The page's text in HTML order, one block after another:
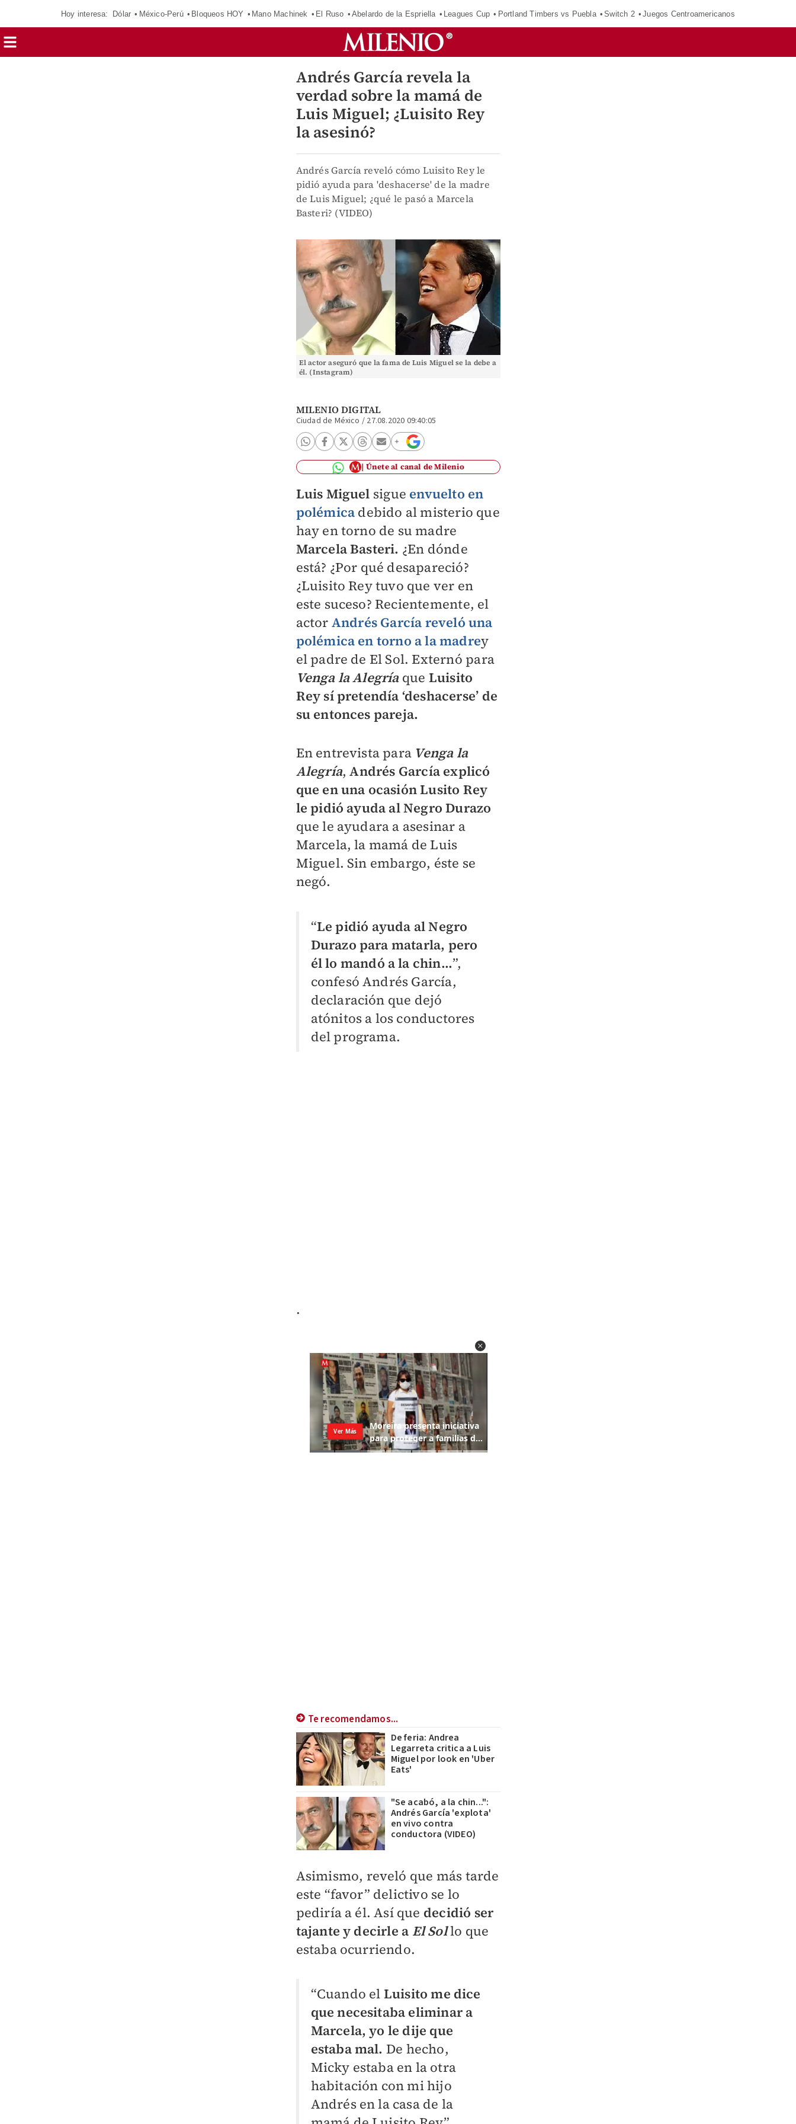
Hoy interesa: Dólar México-Perú Bloqueos HOY Mano Machinek El Ruso Abelardo de la Espriella Leagues Cup Portland Timbers vs Puebla Switch 2 Juegos Centroamericanos
Andrés García revela la
verdad sobre la mamá de
Luis Miguel; ¿Luisito Rey
la asesinó?
Andrés García reveló cómo Luisito Rey le
pidió ayuda para 'deshacerse' de la madre
de Luis Miguel; ¿qué le pasó a Marcela
Basteri? (VIDEO)
El actor aseguró que la fama de Luis Miguel se la debe a
él. (Instagram)
MILENIO DIGITAL
Ciudad de México / 27.08.2020 09:40:05
Únete al canal de Milenio
Luis Miguel sigue envuelto en
polémica debido al misterio que
hay en torno de su madre
Marcela Basteri. ¿En dónde
está? ¿Por qué desapareció?
¿Luisito Rey tuvo que ver en
este suceso? Recientemente, el
actor Andrés García reveló una
polémica en torno a la madrey
el padre de El Sol. Externó para
Venga la Alegríaque Luisito
Rey sí pretendía ‘deshacerse’ de
su entonces pareja.
En entrevista para Venga la
Alegría,Andrés García explicó
que en una ocasión Lusito Rey
le pidió ayuda al Negro Durazo
que le ayudara a asesinar a
Marcela, la mamá de Luis
Miguel. Sin embargo, éste se
negó.
“Le pidió ayuda al Negro
Durazo para matarla, pero
él lo mandó a la chin…”,
confesó Andrés García,
declaración que dejó
atónitos a los conductores
del programa.
.
Te recomendamos...
De feria: Andrea
Legarreta critica a Luis
Miguel por look en 'Uber
Eats'
"Se acabó, a la chin...":
Andrés García 'explota'
en vivo contra
conductora (VIDEO)
Asimismo, reveló que más tarde
este “favor” delictivo se lo
pediría a él. Así que decidió ser
tajante y decirle a El Sollo que
estaba ocurriendo.
“Cuando el Luisito me dice
que necesitaba eliminar a
Marcela, yo le dije que
estaba mal. De hecho,
Micky estaba en la otra
habitación con mi hijo
Andrés en la casa de la